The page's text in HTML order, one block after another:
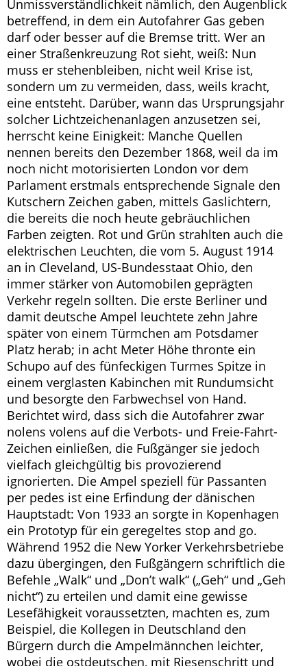
Unmissverständlichkeit nämlich, den Augenblick
betreffend, in dem ein Autofahrer Gas geben
darf oder besser auf die Bremse tritt. Wer an
einer Straßenkreuzung Rot sieht, weiß: Nun
muss er stehenbleiben, nicht weil Krise ist,
sondern um zu vermeiden, dass, weils kracht,
eine entsteht. Darüber, wann das Ursprungsjahr
solcher Lichtzeichenanlagen anzusetzen sei,
herrscht keine Einigkeit: Manche Quellen
nennen bereits den Dezember 1868, weil da im
noch nicht motorisierten London vor dem
Parlament erstmals entsprechende Signale den
Kutschern Zeichen gaben, mittels Gaslichtern,
die bereits die noch heute gebräuchlichen
Farben zeigten. Rot und Grün strahlten auch die
elektrischen Leuchten, die vom 5. August 1914
an in Cleveland, US-Bundesstaat Ohio, den
immer stärker von Automobilen geprägten
Verkehr regeln sollten. Die erste Berliner und
damit deutsche Ampel leuchtete zehn Jahre
später von einem Türmchen am Potsdamer
Platz herab; in acht Meter Höhe thronte ein
Schupo auf des fünfeckigen Turmes Spitze in
einem verglasten Kabinchen mit Rundumsicht
und besorgte den Farbwechsel von Hand.
Berichtet wird, dass sich die Autofahrer zwar
nolens volens auf die Verbots- und Freie-Fahrt-
Zeichen einließen, die Fußgänger sie jedoch
vielfach gleichgültig bis provozierend
ignorierten. Die Ampel speziell für Passanten
per pedes ist eine Erfindung der dänischen
Hauptstadt: Von 1933 an sorgte in Kopenhagen
ein Prototyp für ein geregeltes stop and go.
Während 1952 die New Yorker Verkehrsbetriebe
dazu übergingen, den Fußgängern schriftlich die
Befehle „Walk“ und „Don’t walk“ („Geh“ und „Geh
nicht“) zu erteilen und damit eine gewisse
Lesefähigkeit voraussetzten, machten es, zum
Beispiel, die Kollegen in Deutschland den
Bürgern durch die Ampelmännchen leichter,
wobei die ostdeutschen, mit Riesenschritt und